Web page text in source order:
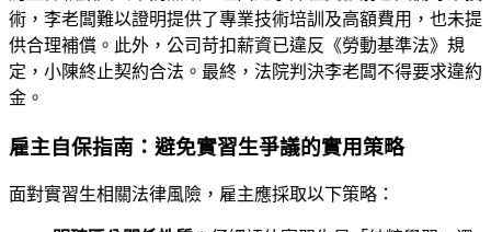
術，李老闆難以證明提供了專業技術培訓及高額費用，也未提
供合理補償。此外，公司苛扣薪資已違反《勞動基準法》規
定，小陳終止契約合法。最終，法院判決李老闆不得要求違約
金。
雇主自保指南：避免實習生爭議的實用策略
面對實習生相關法律風險，雇主應採取以下策略：